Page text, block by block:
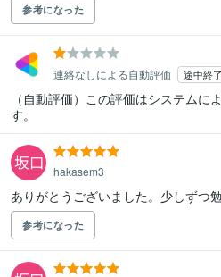
参考になった
連絡なしによる自動評価 途中終
（自動評価）この評価はシステムに
す。
hakasem3
ありがとうございました。少しずつ
参考になった